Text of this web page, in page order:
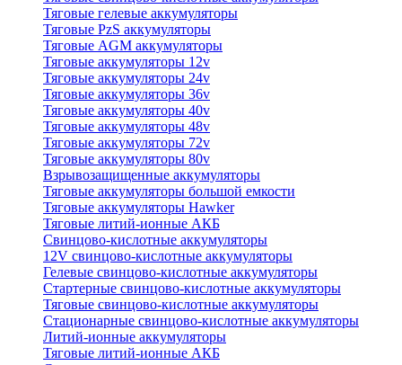
Тяговые гелевые аккумуляторы
Тяговые PzS аккумуляторы
Тяговые AGM аккумуляторы
Тяговые аккумуляторы 12v
Тяговые аккумуляторы 24v
Тяговые аккумуляторы 36v
Тяговые аккумуляторы 40v
Тяговые аккумуляторы 48v
Тяговые аккумуляторы 72v
Тяговые аккумуляторы 80v
Взрывозащищенные аккумуляторы
Тяговые аккумуляторы большой емкости
Тяговые аккумуляторы Hawker
Тяговые литий-ионные АКБ
Свинцово-кислотные аккумуляторы
12V свинцово-кислотные аккумуляторы
Гелевые свинцово-кислотные аккумуляторы
Стартерные свинцово-кислотные аккумуляторы
Тяговые свинцово-кислотные аккумуляторы
Стационарные свинцово-кислотные аккумуляторы
Литий-ионные аккумуляторы
Тяговые литий-ионные АКБ